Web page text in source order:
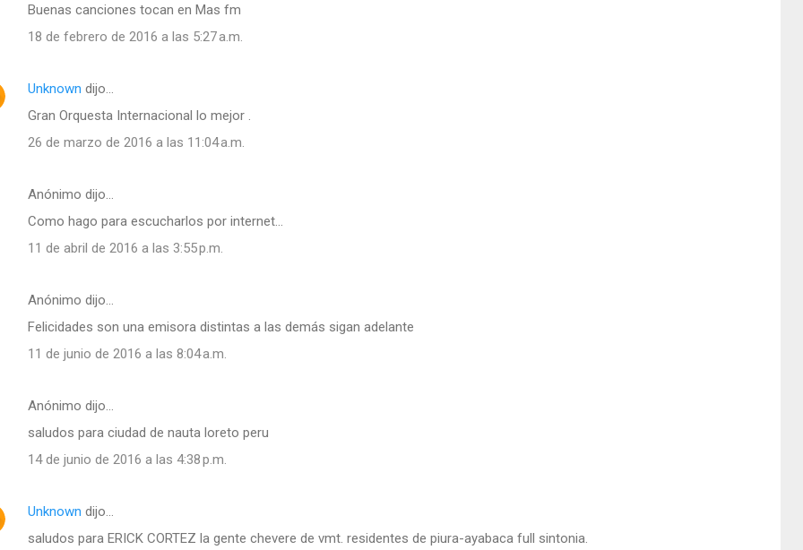
Buenas canciones tocan en Mas fm
18 de febrero de 2016 a las 5:27 a.m.
Unknown dijo…
Gran Orquesta Internacional lo mejor .
26 de marzo de 2016 a las 11:04 a.m.
Anónimo dijo…
Como hago para escucharlos por internet...
11 de abril de 2016 a las 3:55 p.m.
Anónimo dijo…
Felicidades son una emisora distintas a las demás sigan adelante
11 de junio de 2016 a las 8:04 a.m.
Anónimo dijo…
saludos para ciudad de nauta loreto peru
14 de junio de 2016 a las 4:38 p.m.
Unknown dijo…
saludos para ERICK CORTEZ la gente chevere de vmt. residentes de piura-ayabaca full sintonia.